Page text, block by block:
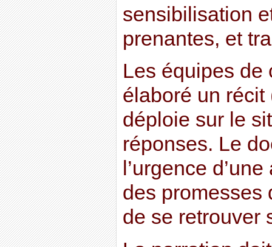
sensibilisation
prenantes, et
Les équipes de
élaboré un
déploie sur le
réponses. Le
l’urgence
des promesses
de se retrouver